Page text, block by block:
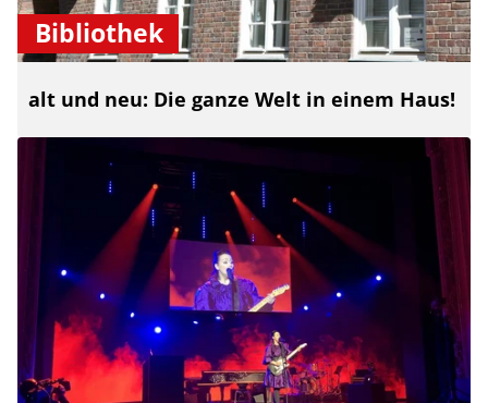
Bibliothek
alt und neu: Die ganze Welt in einem Haus!